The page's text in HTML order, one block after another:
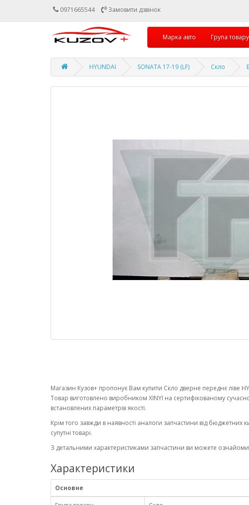
0971665544 Замовити дзвінок
Марка авто Група товару
HYUNDAI SONATA 17-19 (LF) Скло
Магазин Кузов+ пропонує Вам купити Скло дверне переднє ліве
Товар виготовлено виробником XINYI на сертифікованому
встановлених параметрів якості.
Крім того завжди в наявності аналоги запчастини від бюджетних
супутні товарі.
З детальними характеристиками запчастини ви можете
Характеристики
Основне